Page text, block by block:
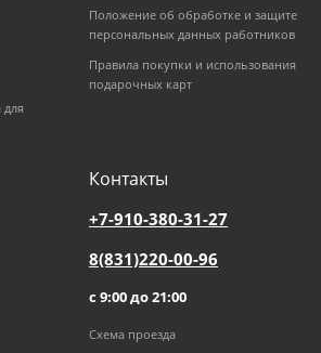
Положение об обработке и защите
персональных данных работников
Правила покупки и использования
подарочных карт
Контакты
+7-910-380-31-27
8(831)220-00-96
с 9:00 до 21:00
Схема проезда